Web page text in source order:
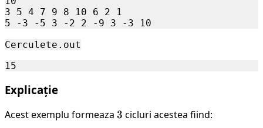
3 5 4 7 9 8 10 6 2 1
Cerculete.out
Explicație
Acest exemplu formeaza 3
3 cicluri acestea fiind: